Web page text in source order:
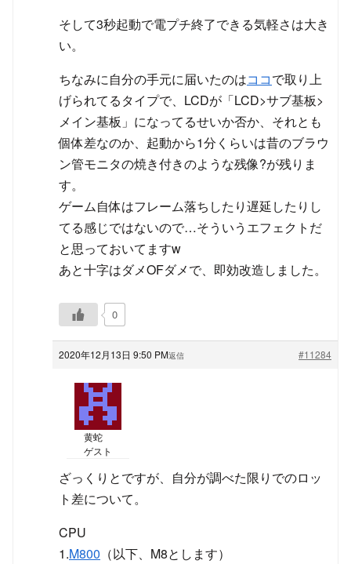
そして3秒起動で電プチ終了できる気軽さは大き
い。
ちなみに自分の手元に届いたのはココで取り上
げられてるタイプで、LCDが「LCD>サブ基板>
メイン基板」になってるせいか否か、それとも
個体差なのか、起動から1分くらいは昔のブラウ
ン管モニタの焼き付きのような残像?が残りま
す。
ゲーム自体はフレーム落ちしたり遅延したりし
てる感じではないので…そういうエフェクトだ
と思っておいてますw
あと十字はダメOFダメで、即効改造しました。
0
2020年12月13日 9:50 PM #11284
返信
黄蛇
ゲスト
ざっくりとですが、自分が調べた限りでのロッ
ト差について。
CPU
1.M800 （以下、M8とします）